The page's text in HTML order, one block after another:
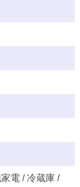
電 / 冷蔵庫 /